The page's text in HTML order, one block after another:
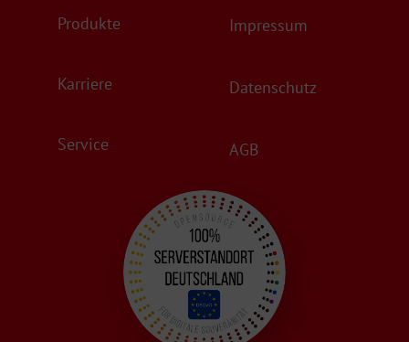
Produkte
Karriere
Service
Impressum
Datenschutz
AGB